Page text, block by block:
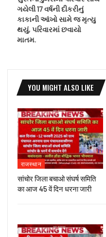
ગયેલી 17 વર્ષની દીકરીનું
કાકાની આંખો સામે જ મૃત્યુ
થયું, પરિવારમાં છવાયો
માતમ.
YOU MIGHT ALSO LIKE
राजस्थान
सांचोर जिला बचाओ संघर्ष समिति
का आज 45 वें दिन धरना जारी